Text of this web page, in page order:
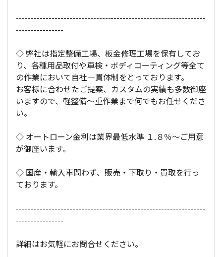
----------------------------------------------------------------
----------------
◇ 弊社は指定整備工場、板金修理工場を保有してお
り、各種用品取付や車検・ボディコーティング等全て
の作業において自社一貫体制をとっております。
お客様に合わせたご提案、カスタムの実績も多数御座
いますので、軽整備～重作業まで何でもお任せくださ
い。
◇ オートローン金利は業界最低水準 １.８％～ご用意
が御座います。
◇ 国産・輸入車問わず、販売・下取り・買取を行っ
ております。
----------------------------------------------------------------
----------------
詳細はお気軽にお問合せください。